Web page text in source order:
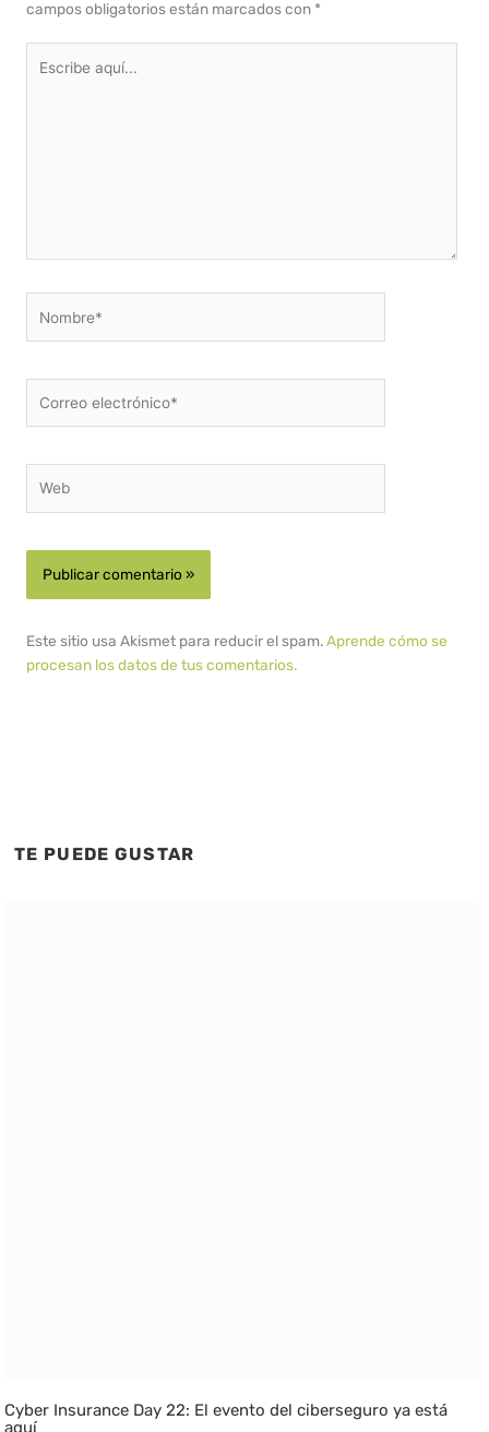
campos obligatorios están marcados con *
aquí...
electrónico*
Este sitio usa Akismet para reducir el spam.Aprende cómo se
procesan los datos de tus comentarios.
TE PUEDE GUSTAR
Cyber Insurance Day 22: El evento del ciberseguro ya está
aquí